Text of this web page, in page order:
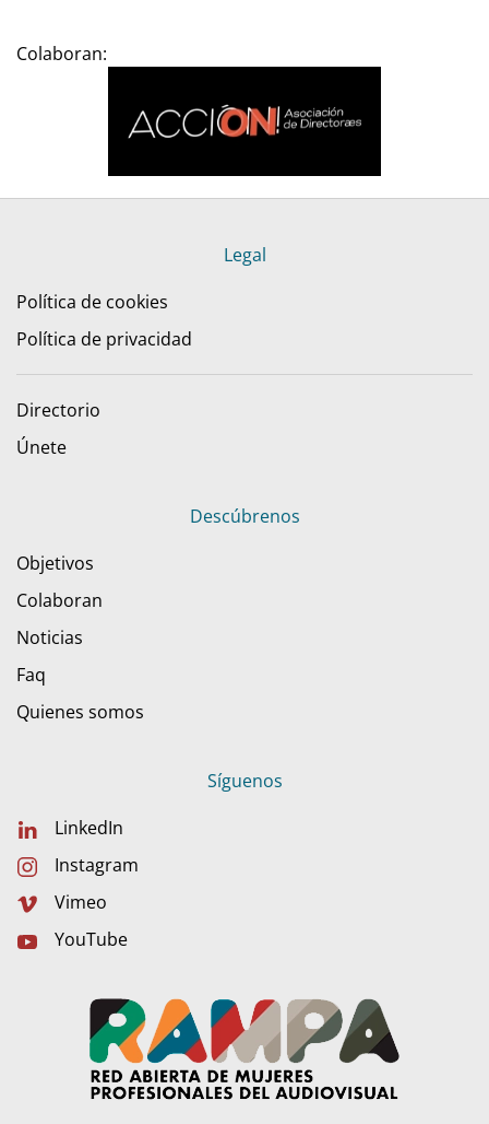
Colaboran:
Legal
Política de cookies
Política de privacidad
Directorio
Únete
Descúbrenos
Objetivos
Colaboran
Noticias
Faq
Quienes somos
Síguenos
LinkedIn
Instagram
Vimeo
YouTube